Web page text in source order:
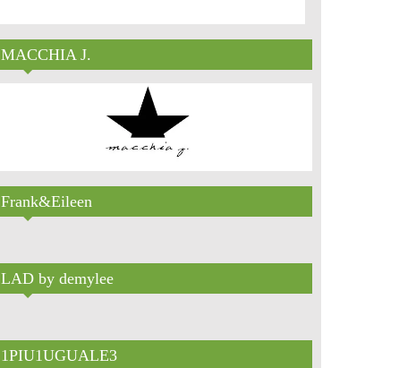
MACCHIA J.
Frank&Eileen
LAD by demylee
1PIU1UGUALE3